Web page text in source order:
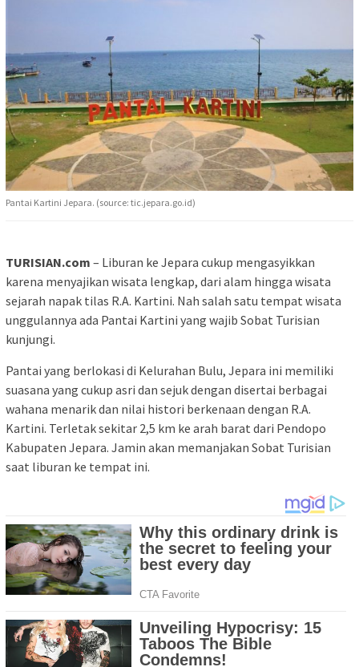
Pantai Kartini Jepara. (source: tic.jepara.go.id)
TURISIAN.com – Liburan ke Jepara cukup mengasyikkan
karena menyajikan wisata lengkap, dari alam hingga wisata
sejarah napak tilas R.A. Kartini. Nah salah satu tempat wisata
unggulannya ada Pantai Kartini yang wajib Sobat Turisian
kunjungi.
Pantai yang berlokasi di Kelurahan Bulu, Jepara ini memiliki
suasana yang cukup asri dan sejuk dengan disertai berbagai
wahana menarik dan nilai histori berkenaan dengan R.A.
Kartini. Terletak sekitar 2,5 km ke arah barat dari Pendopo
Kabupaten Jepara. Jamin akan memanjakan Sobat Turisian
saat liburan ke tempat ini.